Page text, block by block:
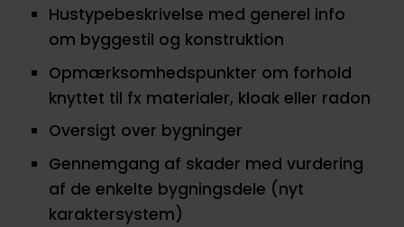
Hustypebeskrivelse med generel info
om byggestil og konstruktion
Opmærksomhedspunkter om forhold
knyttet til fx materialer, kloak eller radon
Oversigt over bygninger
Gennemgang af skader med vurdering
af de enkelte bygningsdele (nyt
karaktersystem)